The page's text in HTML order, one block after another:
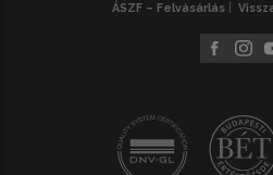
ÁSZF – Felvásárlás